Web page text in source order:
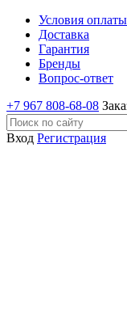
Условия оплаты
Доставка
Гарантия
Бренды
Вопрос-ответ
+7 967 808-68-08
Вход Регистрация